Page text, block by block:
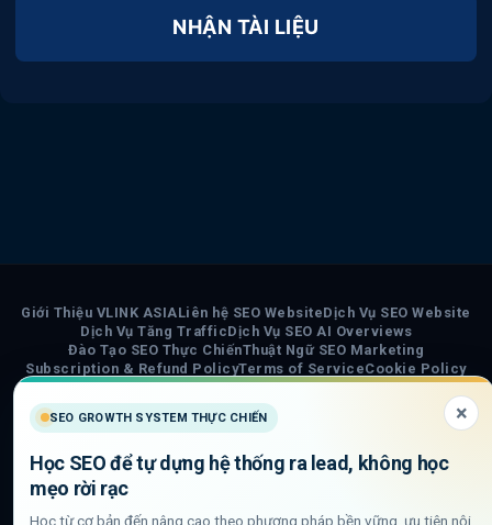
NHẬN TÀI LIỆU
Giới Thiệu VLINK ASIALiên hệ SEO WebsiteDịch Vụ SEO Website
Dịch Vụ Tăng TrafficDịch Vụ SEO AI Overviews
Đào Tạo SEO Thực ChiếnThuật Ngữ SEO Marketing
Subscription & Refund PolicyTerms of ServiceCookie Policy
Privacy PolicyChính Sách Nội Dung AISơ đồ trang VLINK ASIA
Tin tức
SEO GROWTH SYSTEM THỰC CHIẾN ×
Học SEO để tự dựng hệ thống ra lead, không học
mẹo rời rạc
Học từ cơ bản đến nâng cao theo phương pháp bền vững, ưu tiên nội